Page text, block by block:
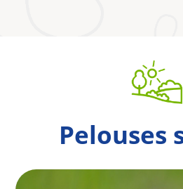
Pelouses